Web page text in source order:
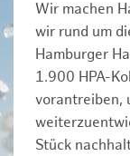
Wir machen
wir rund um
Hamburger
1.900 HPA-
vorantreiben,
Stück